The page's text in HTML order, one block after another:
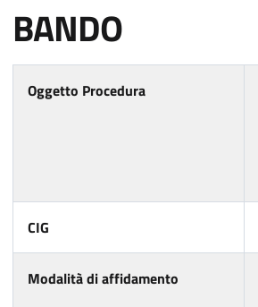
BANDO
Oggetto Procedura
CIG
Modalità di affidamento